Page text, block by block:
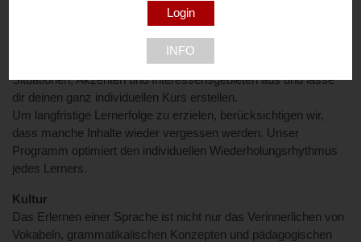
Individuell gestaltete Lektionen
Es erwarten dich Online-Lektionen, die an deine Interessen
angepasst sind: Wähle aus einer Vielzahl von Themen,
Situationen, Akzenten und Interessensgebieten aus und lasse
dir deinen ganz individuellen Kurs erstellen.
Um langfristige Lernerfolge zu erzielen, berücksichtigen wir,
dass manche Inhalte wieder vergessen werden. Unser
Programm optimiert den individuellen Wiederholungsrhythmus
jedes Lerners.
Kultur
Das Erlernen einer Sprache ist nicht nur das Verinnerlichen von
Vokabeln, grammatikalischen Konzepten und pädagogischen
INFO